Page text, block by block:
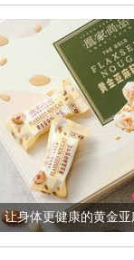
让身体更健康的黄金亚